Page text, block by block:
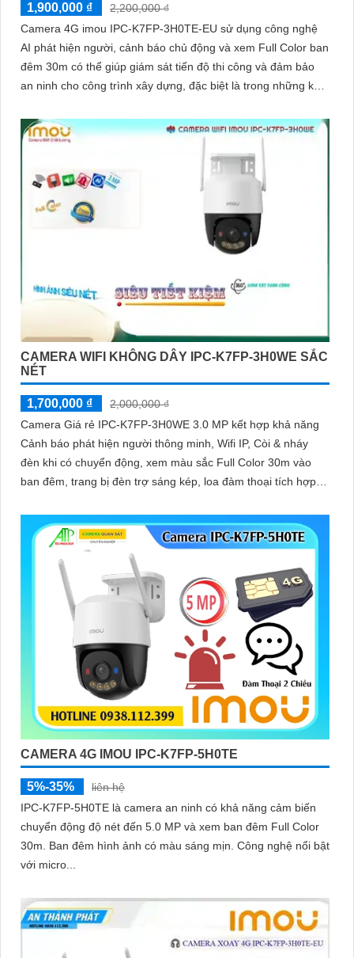
1,900,000 ₫
2,200,000 ₫
Camera 4G imou IPC-K7FP-3H0TE-EU sử dụng công nghệ
AI phát hiện người, cảnh báo chủ động và xem Full Color ban
đêm 30m có thể giúp giám sát tiến độ thi công và đảm bảo
an ninh cho công trình xây dựng, đặc biệt là trong những khu
ổn định. Camera IPC-K7FP-3H0TE-EU sử dụng công nghệ
nhận diện người và động vật, kết hợp Wifi không dây
CAMERA WIFI KHÔNG DÂY IPC-K7FP-3H0WE SẮC
NÉT
1,700,000 ₫
2,000,000 ₫
Camera Giá rẻ IPC-K7FP-3H0WE 3.0 MP kết hợp khả năng
Cảnh báo phát hiện người thông minh, Wifi IP, Còi & nháy
đèn khi có chuyển động, xem màu sắc Full Color 30m vào
ban đêm, trang bị đèn trợ sáng kép, loa đàm thoại tích hợp,
CAMERA 4G IMOU IPC-K7FP-5H0TE
5%-35%
liên hệ
IPC-K7FP-5H0TE là camera an ninh có khả năng cảm biến
chuyển động độ nét đến 5.0 MP và xem ban đêm Full Color
30m. Ban đêm hình ảnh có màu sáng mịn. Công nghệ nổi bật
với micro...